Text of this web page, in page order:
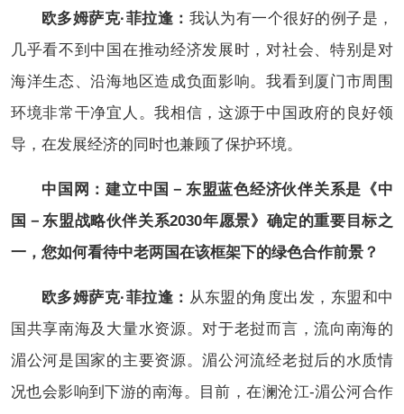
欧多姆萨克·菲拉逢： 我认为有一个很好的例子是，
几乎看不到中国在推动经济发展时，对社会、特别是对
海洋生态、沿海地区造成负面影响。我看到厦门市周围
环境非常干净宜人。我相信，这源于中国政府的良好领
导，在发展经济的同时也兼顾了保护环境。
中国网：建立中国－东盟蓝色经济伙伴关系是《中
国－东盟战略伙伴关系2030年愿景》确定的重要目标之
一，您如何看待中老两国在该框架下的绿色合作前景？
欧多姆萨克·菲拉逢： 从东盟的角度出发，东盟和中
国共享南海及大量水资源。对于老挝而言，流向南海的
湄公河是国家的主要资源。湄公河流经老挝后的水质情
况也会影响到下游的南海。目前，在澜沧江-湄公河合作